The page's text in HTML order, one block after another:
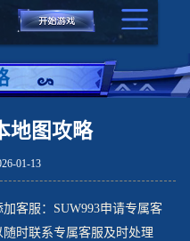
地图攻略
01-13
客服：SUW993申请专属客
时联系专属客服及时处理